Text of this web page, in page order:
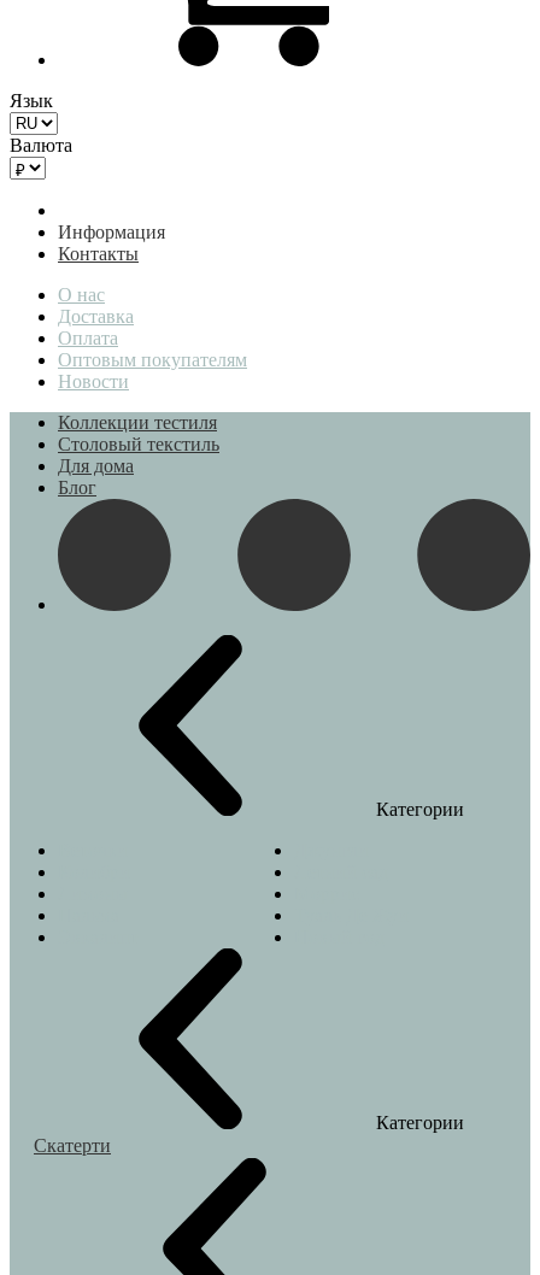
Язык
Валюта
Информация
Контакты
О нас
Доставка
Оплата
Оптовым покупателям
Новости
Коллекции тестиля
Столовый текстиль
Для дома
Блог
Категории
Категории
Скатерти